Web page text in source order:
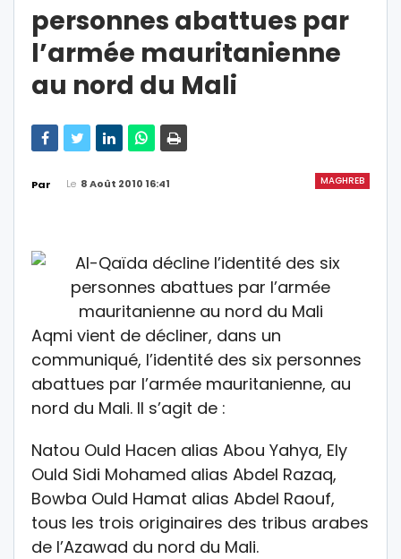
personnes abattues par
l’armée mauritanienne
au nord du Mali
MAGHREB
Par Le 8 Août 2010 16:41
Aqmi vient de décliner, dans un
communiqué, l’identité des six personnes
abattues par l’armée mauritanienne, au
nord du Mali. Il s’agit de :
Natou Ould Hacen alias Abou Yahya, Ely
Ould Sidi Mohamed alias Abdel Razaq,
Bowba Ould Hamat alias Abdel Raouf,
tous les trois originaires des tribus arabes
de l’Azawad du nord du Mali.